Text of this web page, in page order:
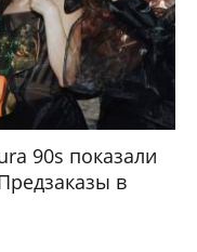
90s показали
в